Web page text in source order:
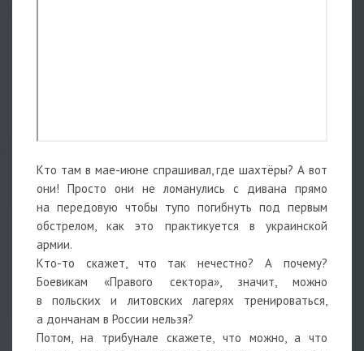
Кто там в мае-июне спрашивал, где шахтёры? А вот
они! Просто они не ломанулись с дивана прямо
на передовую чтобы тупо погибнуть под первым
обстрелом, как это практикуется в украинской
армии.
Кто-то скажет, что так нечестно? А почему?
Боевикам «Правого сектора», значит, можно
в польских и литовских лагерях тренироваться,
а дончанам в России нельзя?
Потом, на трибунале скажете, что можно, а что